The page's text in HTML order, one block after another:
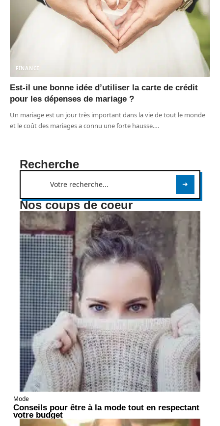
FINANCE
Est-il une bonne idée d’utiliser la carte de crédit
pour les dépenses de mariage ?
Un mariage est un jour très important dans la vie de tout le monde
et le coût des mariages a connu une forte hausse.…
Recherche
Nos coups de coeur
Mode
Conseils pour être à la mode tout en respectant
votre budget